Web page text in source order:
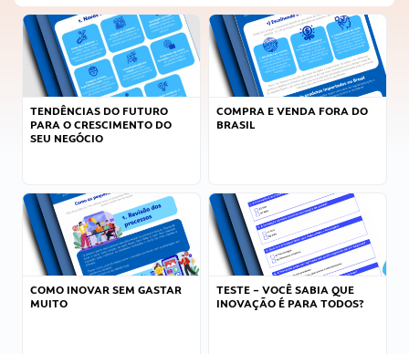
TENDÊNCIAS DO FUTURO
PARA O CRESCIMENTO DO
SEU NEGÓCIO
COMPRA E VENDA FORA DO
BRASIL
COMO INOVAR SEM GASTAR
MUITO
TESTE – VOCÊ SABIA QUE
INOVAÇÃO É PARA TODOS?